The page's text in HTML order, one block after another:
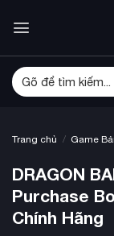
qua
dung
Tìm
kiếm:
Trang chủ / Game
DRAGON
Purchase
Chính Hãng